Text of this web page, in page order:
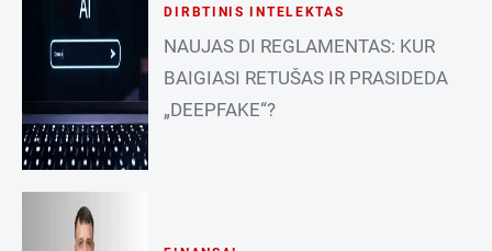
DIRBTINIS INTELEKTAS
NAUJAS DI REGLAMENTAS: KUR
BAIGIASI RETUŠAS IR PRASIDEDA
„DEEPFAKE“?